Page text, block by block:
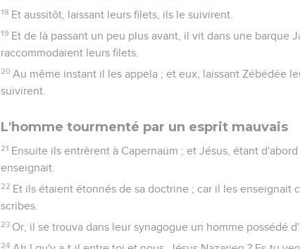
18 Et aussitôt, laissant leurs filets, ils le suivirent.
19 Et de là passant un peu plus avant, il vit dans une barque
raccommodaient leurs filets.
20 Au même instant il les appela ; et eux, laissant Zébédée
suivirent.
L'homme tourmenté par un esprit mauvais
21 Ensuite ils entrèrent à Capernaüm ; et Jésus, étant
enseignait.
22 Et ils étaient étonnés de sa doctrine ; car il les enseignait
scribes.
23 Or, il se trouva dans leur synagogue un homme possédé
24